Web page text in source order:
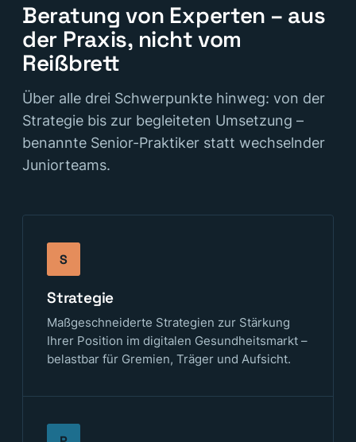
Beratung von Experten – aus
der Praxis, nicht vom
Reißbrett
Über alle drei Schwerpunkte hinweg: von der
Strategie bis zur begleiteten Umsetzung –
benannte Senior-Praktiker statt wechselnder
Juniorteams.
S
Strategie
Maßgeschneiderte Strategien zur Stärkung
Ihrer Position im digitalen Gesundheitsmarkt –
belastbar für Gremien, Träger und Aufsicht.